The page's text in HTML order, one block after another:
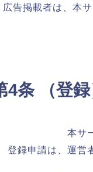
広告掲載者は、本
4条 （登録
本サ
登録申請は、運営